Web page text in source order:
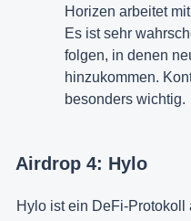
Horizen arbeitet
Es ist sehr
folgen, in denen
hinzukommen.
besonders wichtig.
Airdrop 4: Hylo
Hylo ist ein DeFi-